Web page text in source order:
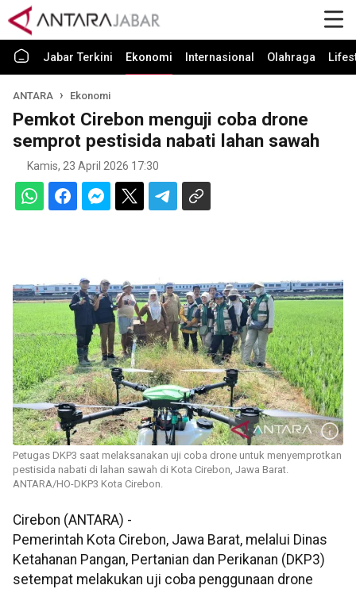
Jabar Terkini Ekonomi Internasional Olahraga
ANTARA Ekonomi
Pemkot Cirebon menguji coba drone
semprot pestisida nabati lahan sawah
Kamis, 23 April 2026 17:30
Petugas DKP3 saat melaksanakan uji coba drone untuk menyemprotkan
pestisida nabati di lahan sawah di Kota Cirebon, Jawa Barat.
ANTARA/HO-DKP3 Kota Cirebon.
Cirebon (ANTARA) -
Pemerintah Kota Cirebon, Jawa Barat, melalui Dinas
Ketahanan Pangan, Pertanian dan Perikanan (DKP3)
setempat melakukan uji coba penggunaan drone